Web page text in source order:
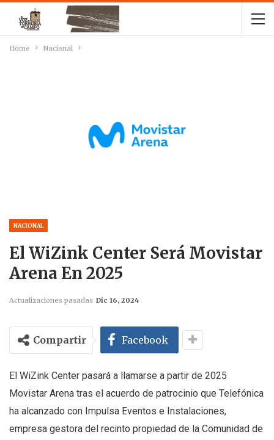
Home Nacional
NACIONAL
El WiZink Center Será Movistar
Arena En 2025
Actualizaciones pasadas Dic 16, 2024
Compartir Facebook
El WiZink Center pasará a llamarse a partir de 2025
Movistar Arena tras el acuerdo de patrocinio que Telefónica
ha alcanzado con Impulsa Eventos e Instalaciones,
empresa gestora del recinto propiedad de la Comunidad de